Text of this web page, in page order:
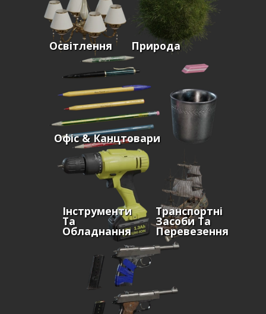
Освітлення Природа
Офіс & Канцтовари
Інструменти
Та
Обладнання
Транспортні
Засоби Та
Перевезення